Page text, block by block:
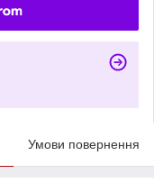
Умови повернення